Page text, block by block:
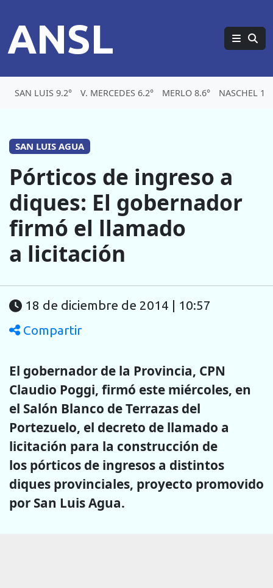
ANSL
SAN LUIS 9.2° V. MERCEDES 6.2° MERLO 8.6° NASCHEL
SAN LUIS AGUA
Pórticos de ingreso a
diques: El gobernador
firmó el llamado
a licitación
18 de diciembre de 2014 | 10:57
Compartir
El gobernador de la Provincia, CPN
Claudio Poggi, firmó este miércoles, en
el Salón Blanco de Terrazas del
Portezuelo, el decreto de llamado a
licitación para la construcción de
los pórticos de ingresos a distintos
diques provinciales, proyecto promovido
por San Luis Agua.